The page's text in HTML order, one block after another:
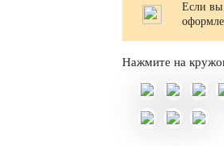
Если вы
Нажмите на